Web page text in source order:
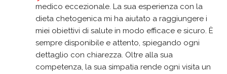
medico eccezionale. La sua esperienza con la
dieta chetogenica mi ha aiutato a raggiungere i
miei obiettivi di salute in modo efficace e sicuro. È
sempre disponibile e attento, spiegando ogni
dettaglio con chiarezza. Oltre alla sua
competenza, la sua simpatia rende ogni visita un